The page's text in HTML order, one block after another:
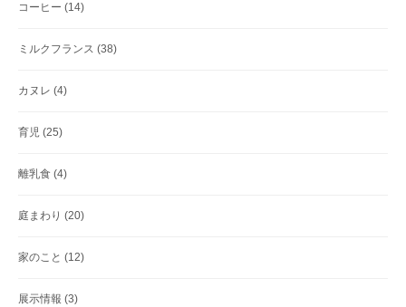
コーヒー (14)
ミルクフランス (38)
カヌレ (4)
育児 (25)
離乳食 (4)
庭まわり (20)
家のこと (12)
展示情報 (3)